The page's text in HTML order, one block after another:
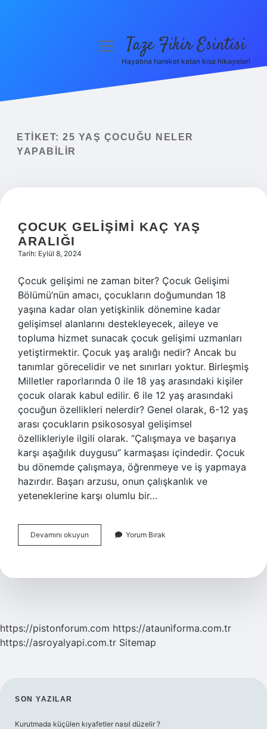
Yasal Uyarı
menüyüTaze Fikir Esintisi
Hayatına hareket katan kısa hikayeler!
ETIKET: 25 YAŞ ÇOCUĞU NELER
YAPABILIR
ÇOCUK GELIŞIMI KAÇ YAŞ
ARALIĞI
Tarih: Eylül 8, 2024
Çocuk gelişimi ne zaman biter? Çocuk Gelişimi
Bölümü’nün amacı, çocukların doğumundan 18
yaşına kadar olan yetişkinlik dönemine kadar
gelişimsel alanlarını destekleyecek, aileye ve
topluma hizmet sunacak çocuk gelişimi uzmanları
yetiştirmektir. Çocuk yaş aralığı nedir? Ancak bu
tanımlar görecelidir ve net sınırları yoktur. Birleşmiş
Milletler raporlarında 0 ile 18 yaş arasındaki kişiler
çocuk olarak kabul edilir. 6 ile 12 yaş arasındaki
çocuğun özellikleri nelerdir? Genel olarak, 6-12 yaş
arası çocukların psikososyal gelişimsel
özellikleriyle ilgili olarak. “Çalışmaya ve başarıya
karşı aşağılık duygusu” karmaşası içindedir. Çocuk
bu dönemde çalışmaya, öğrenmeye ve iş yapmaya
hazırdır. Başarı arzusu, onun çalışkanlık ve
yeteneklerine karşı olumlu bir…
Devamını okuyun
Gelişimi
Aralığı
Yorum Bırak
https://pistonforum.com https://atauniforma.com.tr
https://asroyalyapi.com.tr Sitemap
SIDEBAR
SON YAZILAR
Kurutmada küçülen kıyafetler nasıl düzelir ?